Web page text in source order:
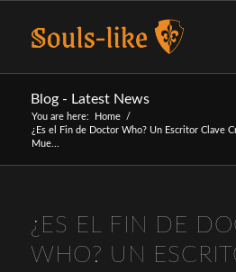
Blog - Latest News
You are here: Home
/
¿Es el Fin de Doctor Who? Un Escritor Clave
Mue...
¿ES EL FIN DE
WHO? UN